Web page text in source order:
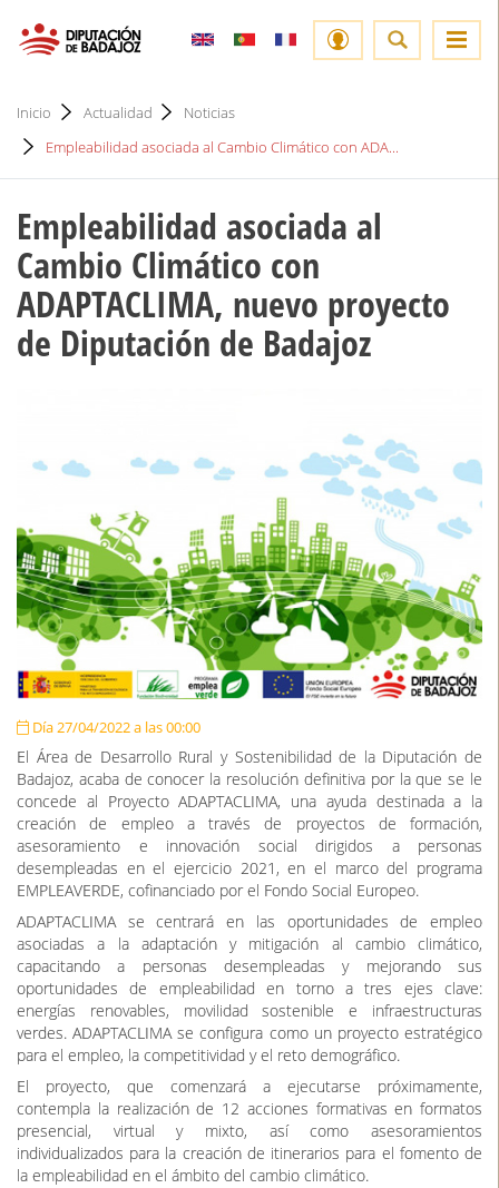
Inicio Actualidad
Noticias
Empleabilidad asociada al Cambio Climático con ADA...
Empleabilidad asociada al
Cambio Climático con
ADAPTACLIMA, nuevo proyecto
de Diputación de Badajoz
Día 27/04/2022 a las 00:00
El Área de Desarrollo Rural y Sostenibilidad de la Diputación de
Badajoz, acaba de conocer la resolución definitiva por la que se le
concede al Proyecto ADAPTACLIMA, una ayuda destinada a la
creación de empleo a través de proyectos de formación,
asesoramiento e innovación social dirigidos a personas
desempleadas en el ejercicio 2021, en el marco del programa
EMPLEAVERDE, cofinanciado por el Fondo Social Europeo.
ADAPTACLIMA se centrará en las oportunidades de empleo
asociadas a la adaptación y mitigación al cambio climático,
capacitando a personas desempleadas y mejorando sus
oportunidades de empleabilidad en torno a tres ejes clave:
energías renovables, movilidad sostenible e infraestructuras
verdes. ADAPTACLIMA se configura como un proyecto estratégico
para el empleo, la competitividad y el reto demográfico.
El proyecto, que comenzará a ejecutarse próximamente,
contempla la realización de 12 acciones formativas en formatos
presencial, virtual y mixto, así como asesoramientos
individualizados para la creación de itinerarios para el fomento de
la empleabilidad en el ámbito del cambio climático.